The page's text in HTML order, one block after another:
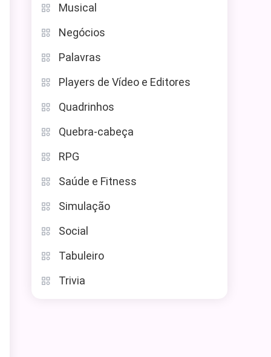
Musical
Negócios
Palavras
Players de Vídeo e Editores
Quadrinhos
Quebra-cabeça
RPG
Saúde e Fitness
Simulação
Social
Tabuleiro
Trivia